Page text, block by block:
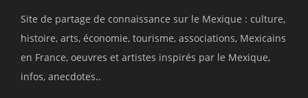
Site de partage de connaissance sur le Mexique : culture,
histoire, arts, économie, tourisme, associations, Mexicains
en France, oeuvres et artistes inspirés par le Mexique,
infos, anecdotes..